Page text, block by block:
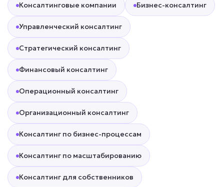
Консалтинговые компании Бизнес-консалтинг
Управленческий консалтинг
Стратегический консалтинг
Финансовый консалтинг
Операционный консалтинг
Организационный консалтинг
Консалтинг по бизнес-процессам
Консалтинг по масштабированию
Консалтинг для собственников